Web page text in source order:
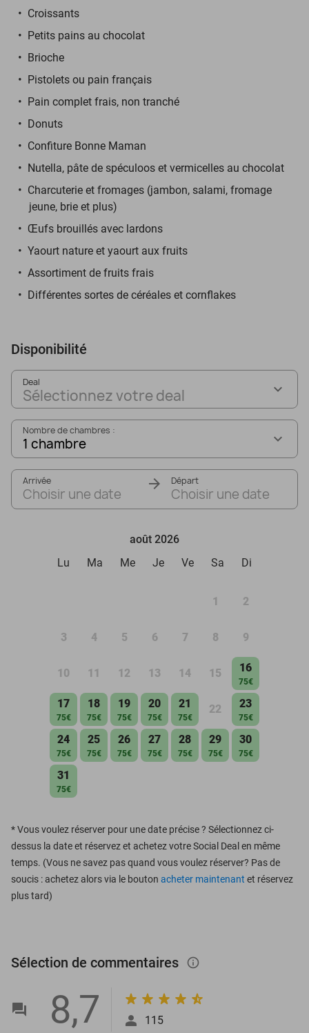
Croissants
Petits pains au chocolat
Brioche
Pistolets ou pain français
Pain complet frais, non tranché
Donuts
Confiture Bonne Maman
Nutella, pâte de spéculoos et vermicelles au chocolat
Charcuterie et fromages (jambon, salami, fromage
jeune, brie et plus)
Œufs brouillés avec lardons
Yaourt nature et yaourt aux fruits
Assortiment de fruits frais
Différentes sortes de céréales et cornflakes
Disponibilité
Deal
Sélectionnez votre deal
Nombre de chambres :
1 chambre
Arrivée
Choisir une date
Départ
Choisir une date
août 2026
Lu
Ma Me Je Ve Sa Di
1 2
3 4 5 6 7 8 9
10 11 12 13 14 15 16
75€
17
75€
18
75€
19
75€
20
75€
21
75€
22 23
75€
24
75€
25
75€
26
75€
27
75€
28
75€
29
75€
30
75€
31
75€
*Vous voulez réserver pour une date précise ? Sélectionnez ci-
dessus la date et réservez et achetez votre Social Deal en même
temps. (Vous ne savez pas quand vous voulez réserver? Pas de
soucis : achetez alors via le bouton acheter maintenant et réservez
plus tard)
Sélection de commentaires info_outlined
8,7 115